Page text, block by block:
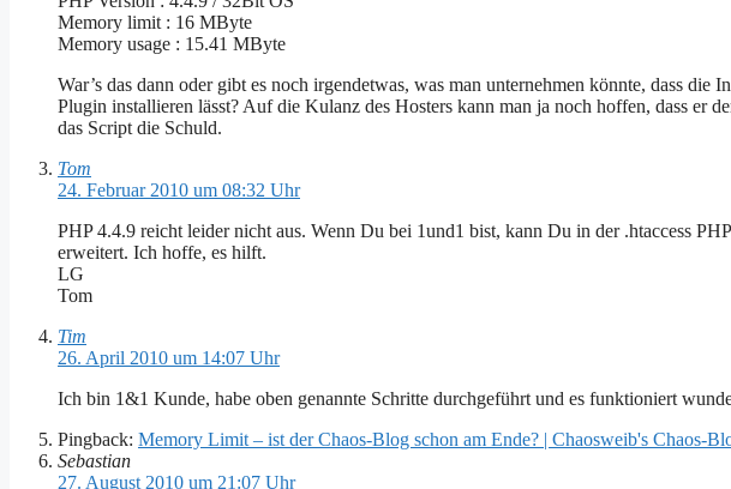
Memory limit : 16 MByte
Memory usage : 15.41 MByte
War’s das dann oder gibt es noch irgendetwas, was man unternehmen könnte, dass die
Plugin installieren lässt? Auf die Kulanz des Hosters kann man ja noch hoffen, dass er
das Script die Schuld.
Tom
24. Februar 2010 um 08:32 Uhr
PHP 4.4.9 reicht leider nicht aus. Wenn Du bei 1und1 bist, kann Du in der .htaccess
erweitert. Ich hoffe, es hilft.
LG
Tom
Tim
26. April 2010 um 14:07 Uhr
Ich bin 1&1 Kunde, habe oben genannte Schritte durchgeführt und es funktioniert
Pingback: Memory Limit – ist der Chaos-Blog schon am Ende? | Chaosweib's Chaos-
Sebastian
27. August 2010 um 21:07 Uhr